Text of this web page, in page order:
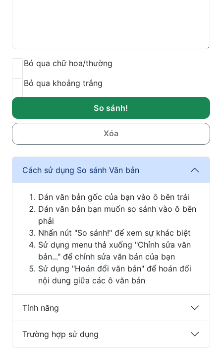
Bỏ qua chữ hoa/thường
Bỏ qua khoảng trắng
So sánh!
Xóa
Cách sử dụng So sánh Văn bản
Dán văn bản gốc của bạn vào ô bên trái
Dán văn bản bạn muốn so sánh vào ô bên
phải
Nhấn nút "So sánh!" để xem sự khác biệt
Sử dụng menu thả xuống "Chỉnh sửa văn
bản..." để chỉnh sửa văn bản của bạn
Sử dụng "Hoán đổi văn bản" để hoán đổi
nội dung giữa các ô văn bản
Tính năng
Trường hợp sử dụng